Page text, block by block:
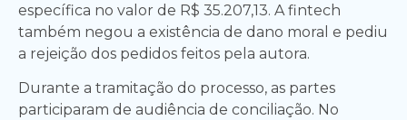
específica no valor de R$ 35.207,13. A fintech
também negou a existência de dano moral e pediu
a rejeição dos pedidos feitos pela autora.
Durante a tramitação do processo, as partes
participaram de audiência de conciliação. No